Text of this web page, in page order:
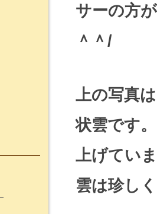
サーの方
＾＾/
上の写真
状雲です
上げてい
雲は珍し